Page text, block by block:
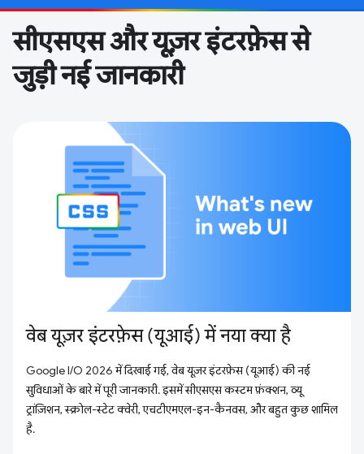
सीएसएस और यूज़र इंटरफ़ेस से
जुड़ी नई जानकारी
वेब यूज़र इंटरफ़ेस (यूआई) में नया क्या है
Google I/O 2026 में दिखाई गई, वेब यूज़र इंटरफ़ेस (यूआई) की नई
सुविधाओं के बारे में पूरी जानकारी. इसमें सीएसएस कस्टम फ़ंक्शन, व्यू
ट्रांज़िशन, स्क्रोल-स्टेट क्वेरी, एचटीएमएल-इन-कैनवस, और बहुत कुछ शामिल
है.